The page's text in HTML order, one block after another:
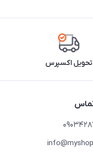
تحویل اکسپرس